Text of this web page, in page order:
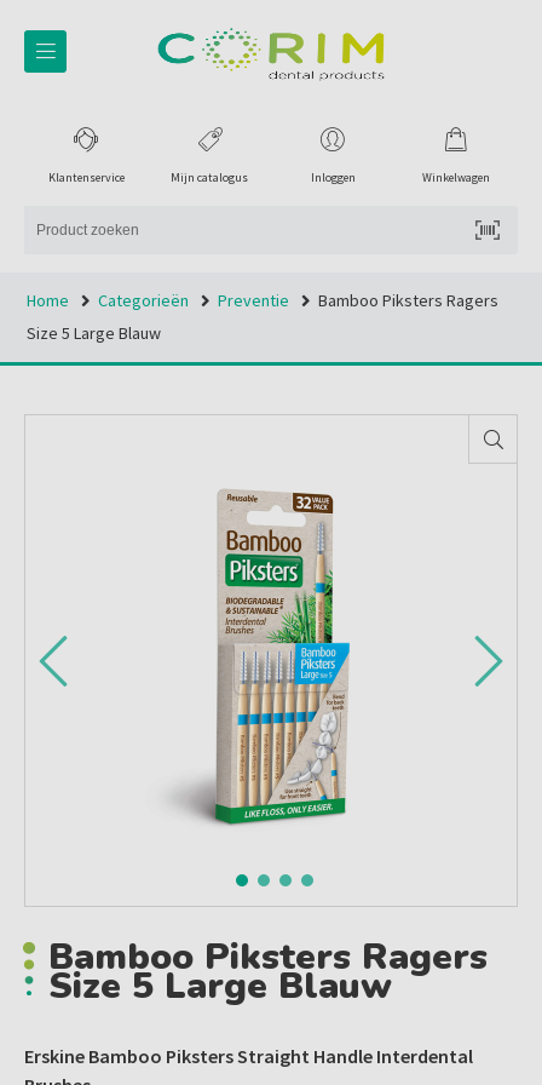
Winkelwagen
Inloggen
Mijn catalogus
Klantenservice
Home Categorieën Preventie
Bamboo Piksters Ragers
Size 5 Large Blauw
Bamboo Piksters Ragers
Size 5 Large Blauw
Erskine Bamboo Piksters Straight Handle Interdental